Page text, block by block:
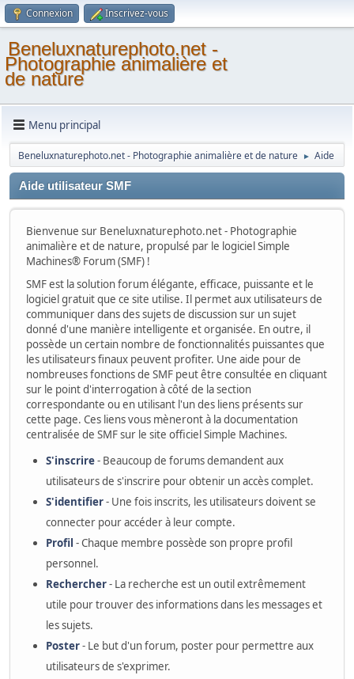
Connexion Inscrivez-vous
Beneluxnaturephoto.net -
Photographie animalière et
de nature
Menu principal
Beneluxnaturephoto.net - Photographie animalière et de nature ► Aide
Aide utilisateur SMF
Bienvenue sur Beneluxnaturephoto.net - Photographie
animalière et de nature, propulsé par le logiciel Simple
Machines® Forum (SMF) !
SMF est la solution forum élégante, efficace, puissante et le
logiciel gratuit que ce site utilise. Il permet aux utilisateurs de
communiquer dans des sujets de discussion sur un sujet
donné d'une manière intelligente et organisée. En outre, il
possède un certain nombre de fonctionnalités puissantes que
les utilisateurs finaux peuvent profiter. Une aide pour de
nombreuses fonctions de SMF peut être consultée en cliquant
sur le point d'interrogation à côté de la section
correspondante ou en utilisant l'un des liens présents sur
cette page. Ces liens vous mèneront à la documentation
centralisée de SMF sur le site officiel Simple Machines.
S'inscrire- Beaucoup de forums demandent aux
utilisateurs de s'inscrire pour obtenir un accès complet.
S'identifier- Une fois inscrits, les utilisateurs doivent se
connecter pour accéder à leur compte.
Profil - Chaque membre possède son propre profil
personnel.
Rechercher- La recherche est un outil extrêmement
utile pour trouver des informations dans les messages et
les sujets.
Poster- Le but d'un forum, poster pour permettre aux
utilisateurs de s'exprimer.